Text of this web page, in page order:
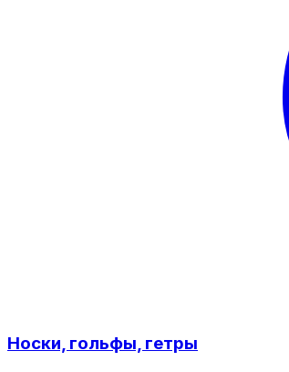
Носки, гольфы, гетры